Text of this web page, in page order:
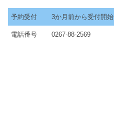
予約受付 3か月前から受付開始
電話番号 0267-88-2569